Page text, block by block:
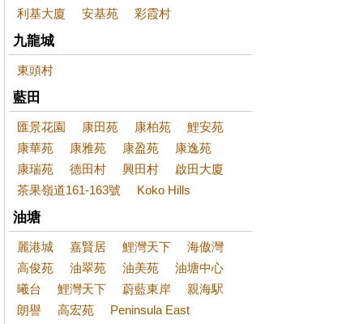
利基大廈 安基苑 彩霞村
九龍城
東頭村
藍田
匯景花園 康田苑 康柏苑
鯉安苑
康華苑
康雅苑 康盈苑
康逸苑
康瑞苑
德田村 興田村
啟田大廈
茶果嶺道161-163號
Koko Hills
油塘
麗港城 嘉賢居 鯉灣天下
海傲灣
高俊苑
油翠苑 油美苑
油塘中心
曦台
鯉灣天下 蔚藍東岸
親海駅
朗譽
高宏苑
Peninsula East